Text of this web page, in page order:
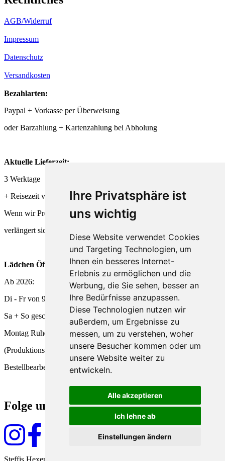
Ihre Privatsphäre ist
uns wichtig
Diese Website verwendet Cookies
und Targeting Technologien, um
Ihnen ein besseres Internet-
Erlebnis zu ermöglichen und die
Werbung, die Sie sehen, besser an
Ihre Bedürfnisse anzupassen.
Diese Technologien nutzen wir
außerdem, um Ergebnisse zu
messen, um zu verstehen, woher
unsere Besucher kommen oder um
unsere Website weiter zu
entwickeln.
Alle akzeptieren
Ich lehne ab
Einstellungen ändern
AGB/Widerruf
Impressum
Datenschutz
Versandkosten
Bezahlarten:
Paypal + Vorkasse per Überweisung
oder Barzahlung + Kartenzahlung bei Abholung
Aktuelle Lieferzeit:
3 Werktage
+ Reisezeit von DHL + Deutsche Post
Wenn wir Produkte frisch für Dich herstellen,
verlängert sich die Lieferzeit entsprechend.
Lädchen Öffnungszeiten
Ab 2026:
Di - Fr von 9 - 18 Uhr
Sa + So geschlossen
Montag Ruhetag
(Produktionstag und
Bestellbearbeitung)
Folge uns
Steffis Hexenküche seit 2009